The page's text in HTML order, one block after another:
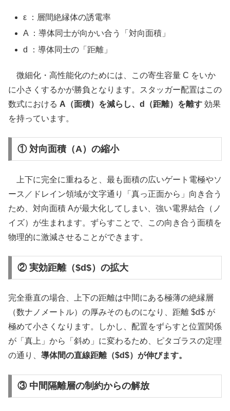
ε ：層間絶縁体の誘電率
A ：導体同士が向かい合う「対向面積」
d ：導体同士の「距離」
微細化・高性能化のためには、この寄生容量 C をいか
に小さくするかが勝負となります。スタッガー配置はこの
数式における A（面積）を減らし、d（距離）を離す 効果
を持っています。
① 対向面積（A）の縮小
上下に完全に重ねると、最も面積の広いゲート電極やソ
ース／ドレイン領域が文字通り「真っ正面から」向き合う
ため、対向面積 Aが最大化してしまい、強い電界結合（ノ
イズ）が生まれます。ずらすことで、この向き合う面積を
物理的に激減させることができます。
② 実効距離（$d$）の拡大
完全垂直の場合、上下の距離は中間にある極薄の絶縁層
（数ナノメートル）の厚みそのものになり、距離 $d$ が
極めて小さくなります。しかし、配置をずらすと位置関係
が「真上」から「斜め」に変わるため、ピタゴラスの定理
の通り、 導体間の直線距離（$d$）が伸びます。
③ 中間隔離層の制約からの解放